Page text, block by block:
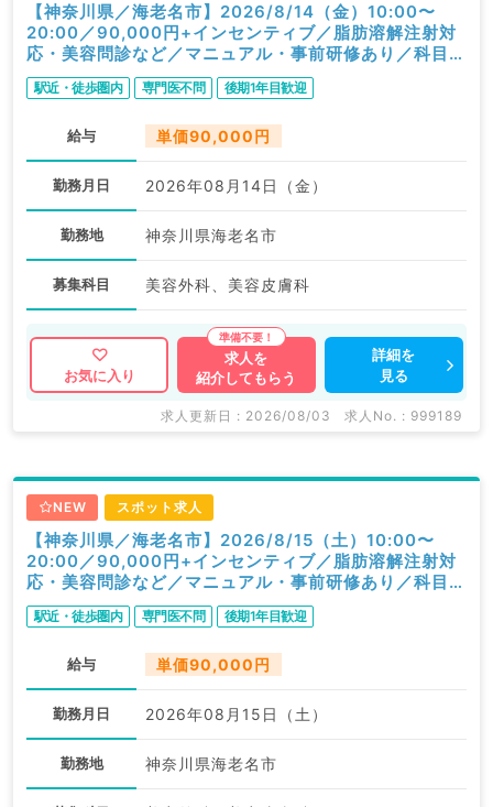
【神奈川県／海老名市】2026/8/14（金）10:00〜
20:00／90,000円+インセンティブ／脂肪溶解注射対
応・美容問診など／マニュアル・事前研修あり／科目不
問
駅近・徒歩圏内 専門医不問 後期1年目歓迎
給与 単価90,000円
勤務月日 2026年08月14日（金）
勤務地 神奈川県海老名市
募集科目 美容外科、美容皮膚科
お気に入り
求人を
紹介してもらう
詳細を
見る
求人更新日 : 2026/08/03 求人No. : 999189
NEW スポット求人
【神奈川県／海老名市】2026/8/15（土）10:00〜
20:00／90,000円+インセンティブ／脂肪溶解注射対
応・美容問診など／マニュアル・事前研修あり／科目不
問
駅近・徒歩圏内 専門医不問 後期1年目歓迎
給与 単価90,000円
勤務月日 2026年08月15日（土）
勤務地 神奈川県海老名市